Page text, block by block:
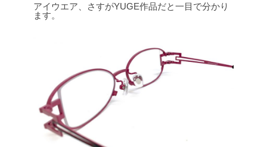
アイウエア、さすがYUGE作品だと一目で分かり
ます。